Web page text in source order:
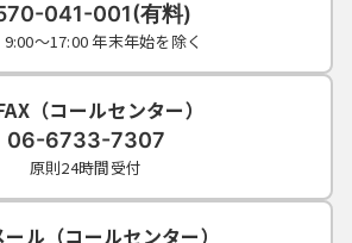
041-001(有料)
～17:00 年末年始を除く
（コールセンター）
06-6733-7307
原則24時間受付
ール（コールセンター）